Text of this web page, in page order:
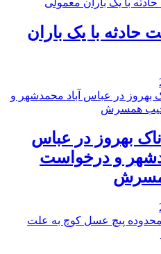
حادثه با یک باران
بهروز در عباس
و درخواست